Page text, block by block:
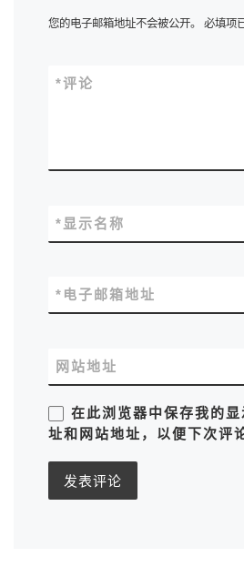
您的电子邮箱地址不会被公开。 必填项
评论
*
显示名称
*
电子邮箱地址
*
网站地址
在此浏览器中保存我的
址和网站地址，以便下次评